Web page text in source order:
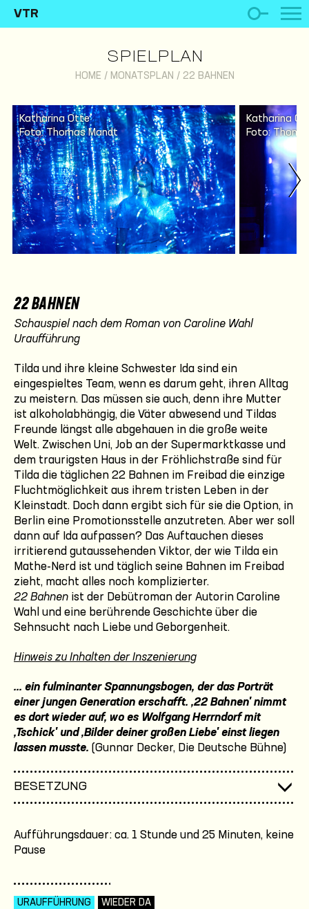
VTR
SPIELPLAN
HOME / MONATSPLAN / 22 BAHNEN
Katharina Otte
Foto: Thomas Mandt
Katharina
Foto:
22 BAHNEN
Schauspiel nach dem Roman von Caroline Wahl
Uraufführung
Tilda und ihre kleine Schwester Ida sind ein
eingespieltes Team, wenn es darum geht, ihren Alltag
zu meistern. Das müssen sie auch, denn ihre Mutter
ist alkoholabhängig, die Väter abwesend und Tildas
Freunde längst alle abgehauen in die große weite
Welt. Zwischen Uni, Job an der Supermarktkasse und
dem traurigsten Haus in der Fröhlichstraße sind für
Tilda die täglichen 22 Bahnen im Freibad die einzige
Fluchtmöglichkeit aus ihrem tristen Leben in der
Kleinstadt. Doch dann ergibt sich für sie die Option, in
Berlin eine Promotionsstelle anzutreten. Aber wer soll
dann auf Ida aufpassen? Das Auftauchen dieses
irritierend gutaussehenden Viktor, der wie Tilda ein
Mathe-Nerd ist und täglich seine Bahnen im Freibad
zieht, macht alles noch komplizierter.
22 Bahnen ist der Debütroman der Autorin Caroline
Wahl und eine berührende Geschichte über die
Sehnsucht nach Liebe und Geborgenheit.
Hinweis zu Inhalten der Inszenierung
... ein fulminanter Spannungsbogen, der das Porträt
einer jungen Generation erschafft. ,22 Bahnen' nimmt
es dort wieder auf, wo es Wolfgang Herrndorf mit
,Tschick' und ,Bilder deiner großen Liebe' einst liegen
lassen musste. (Gunnar Decker, Die Deutsche Bühne)
BESETZUNG
Aufführungsdauer: ca. 1 Stunde und 25 Minuten, keine
Pause
URAUFFÜHRUNG WIEDER DA